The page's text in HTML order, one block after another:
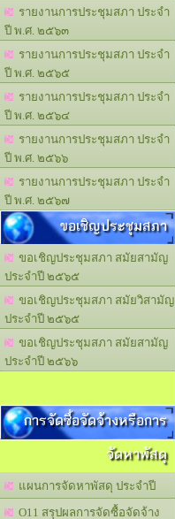
รายงานการประชุมสภา ประจำ
ปี พ.ศ. ๒๕๖๓
รายงานการประชุมสภา ประจำ
ปี พ.ศ. ๒๕๖๕
รายงานการประชุมสภา ประจำ
ปี พ.ศ. ๒๕๖๔
รายงานการประชุมสภา ประจำ
ปี พ.ศ. ๒๕๖๖
รายงานการประชุมสภา ประจำ
ปี พ.ศ. ๒๕๖๗
ขอเชิญประชุมสภา
ขอเชิญประชุมสภา สมัยสามัญ
ประจำปี ๒๕๖๕
ขอเชิญประชุมสภา สมัยวิสามัญ
ประจำปี ๒๕๖๕
ขอเชิญประชุมสภา สมัยสามัญ
ประจำปี ๒๕๖๖
การจัดซื้อจัดจ้างหรือการ
จัดหาพัสดุ
แผนการจัดหาพัสดุ ประจำปี
O11 สรุปผลการจัดซื้อจัดจ้าง